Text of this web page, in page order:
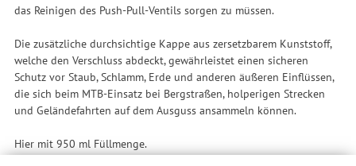
das Reinigen des Push-Pull-Ventils sorgen zu müssen.
Die zusätzliche durchsichtige Kappe aus zersetzbarem Kunststoff,
welche den Verschluss abdeckt, gewährleistet einen sicheren
Schutz vor Staub, Schlamm, Erde und anderen äußeren Einflüssen,
die sich beim MTB-Einsatz bei Bergstraßen, holperigen Strecken
und Geländefahrten auf dem Ausguss ansammeln können.
Hier mit 950 ml Füllmenge.